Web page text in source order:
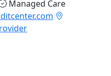
Managed Care